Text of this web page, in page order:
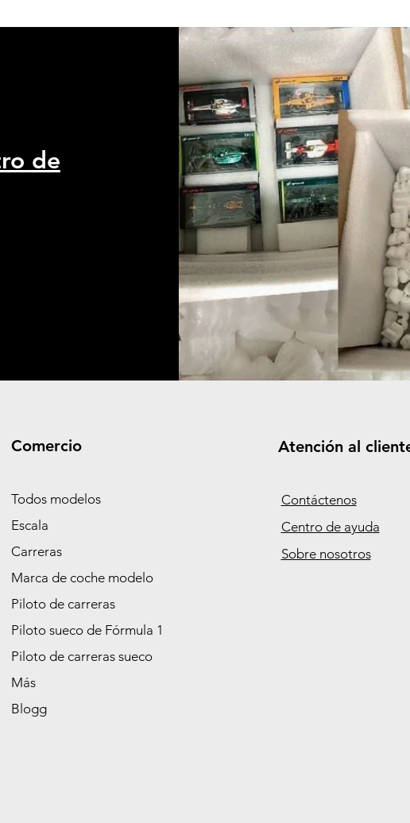
de
Comercio
Todos modelos
Escala
Carreras
Marca de coche modelo
Piloto de carreras
Piloto sueco de Fórmula 1
Piloto de carreras sueco
Más
Blogg
Atención al
Contáctenos
Centro de ayuda
Sobre nosotros